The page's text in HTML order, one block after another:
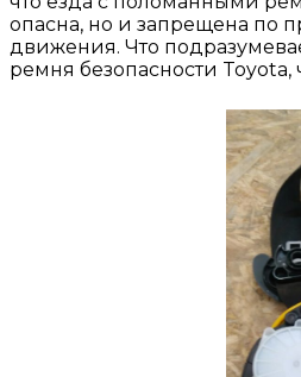
опасна, но и запрещена по
движения. Что
ремня безопасности Toyota,